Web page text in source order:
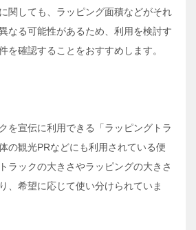
関しても、ラッピング面積などがそれ
なる可能性があるため、利用を検討す
を確認することをおすすめします。
を宣伝に利用できる「ラッピングトラ
の観光PRなどにも利用されている便
ラックの大きさやラッピングの大きさ
、希望に応じて使い分けられていま